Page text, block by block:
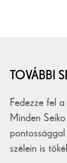
TOVÁBBI
Fedezze fel
Minden
szélein is